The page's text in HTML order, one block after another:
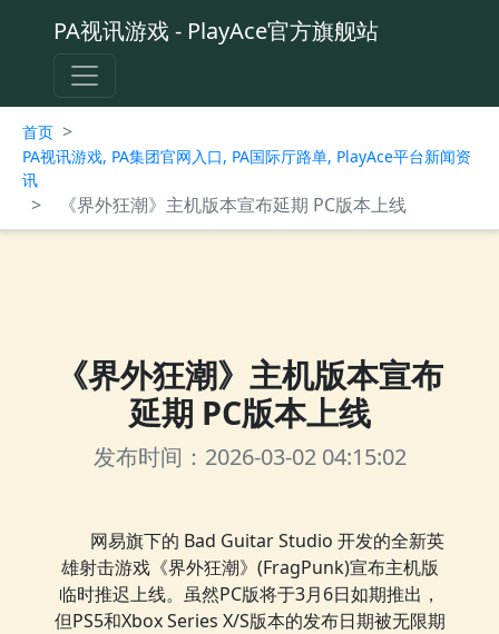
PA视讯游戏 - PlayAce官方旗舰站
首页 >
PA视讯游戏, PA集团官网入口, PA国际厅路单, PlayAce平台新闻资
讯
> 《界外狂潮》主机版本宣布延期 PC版本上线
《界外狂潮》主机版本宣布
延期 PC版本上线
发布时间：2026-03-02 04:15:02
网易旗下的 Bad Guitar Studio 开发的全新英
雄射击游戏《界外狂潮》(FragPunk)宣布主机版
临时推迟上线。虽然PC版将于3月6日如期推出，
但PS5和Xbox Series X/S版本的发布日期被无限期